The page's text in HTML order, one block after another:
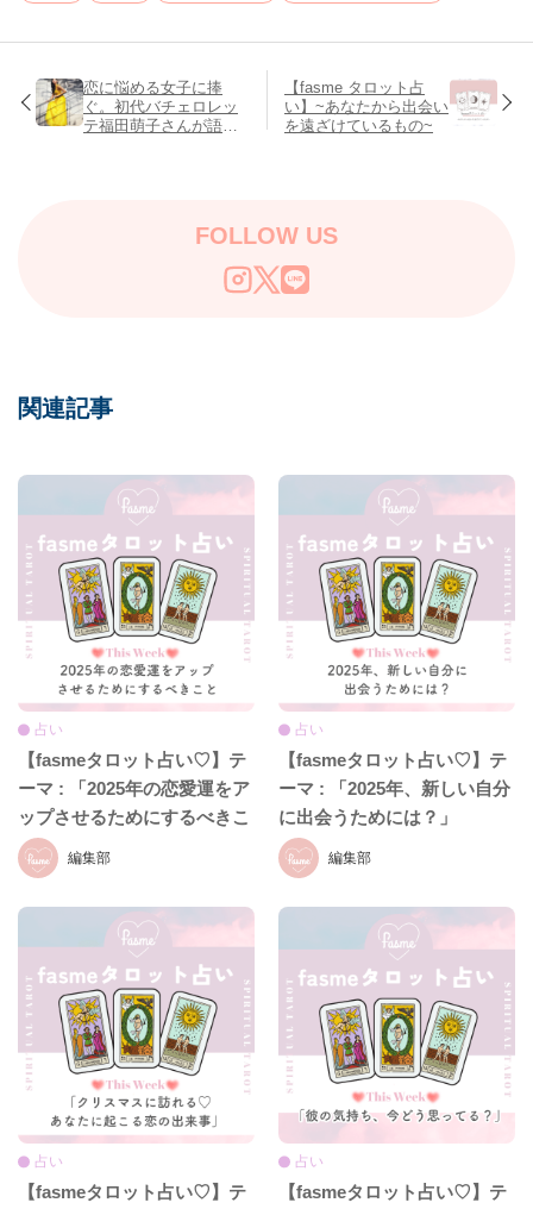
恋に悩める女子に捧
ぐ。初代バチェロレッ
テ福田萌子さんが語る
【fasme タロット占
い】~あなたから出会い
を遠ざけているもの~
FOLLOW US
関連記事
編集部
占い
【fasmeタロット占い♡】テ
ーマ : 「2025年の恋愛運をア
ップさせるためにするべきこ
と」
編集部
占い
【fasmeタロット占い♡】テ
ーマ : 「2025年、新しい自分
に出会うためには？」
占い
【fasmeタロット占い♡】テ
占い
【fasmeタロット占い♡】テ